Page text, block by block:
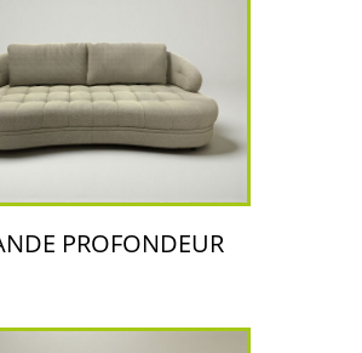
PROFONDEUR